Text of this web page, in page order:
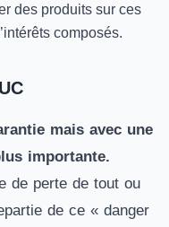
des produits sur ces
composés.
mais avec une
importante.
de perte de tout ou
de ce « danger